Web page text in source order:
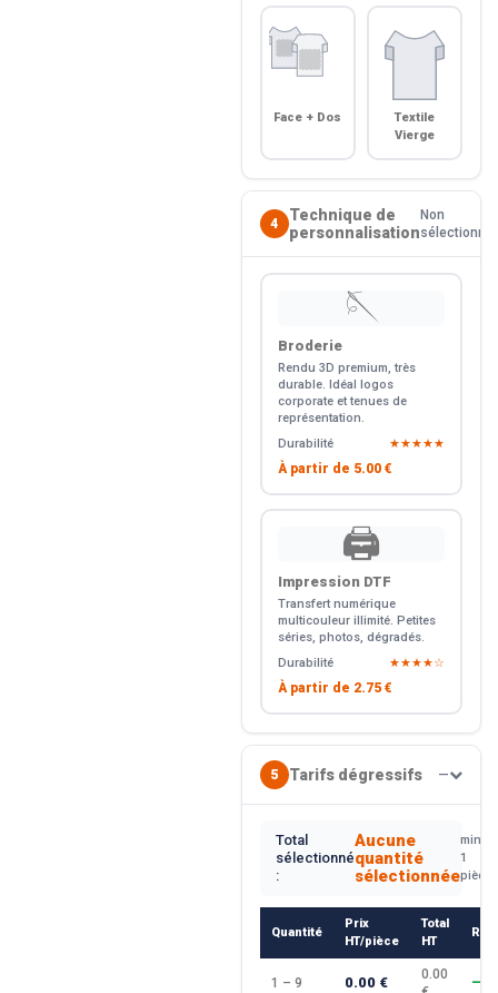
Face + Dos
Textile
Vierge
4
Technique de
personnalisation
Non
sélectionné
🪡
Broderie
Rendu 3D premium, très
durable. Idéal logos
corporate et tenues de
représentation.
Durabilité
★★★★★
À partir de 5.00 €
🖨️
Impression DTF
Transfert numérique
multicouleur illimité. Petites
séries, photos, dégradés.
Durabilité
★★★★☆
À partir de 2.75 €
5 Tarifs dégressifs —
Total
sélectionné
:
Aucune
quantité
sélectionnée
min.
1
pièce
Quantité
Prix
HT/pièce
Total
HT
1 – 9 0.00 €
0.00
—